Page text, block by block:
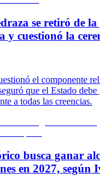
se retiró de la
y cuestionó la
el componente
que el Estado debe
a todas las creencias.
busca ganar
en 2027, según